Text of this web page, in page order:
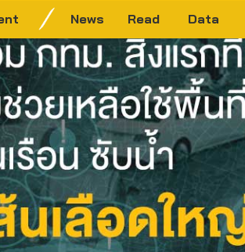
News Read Data